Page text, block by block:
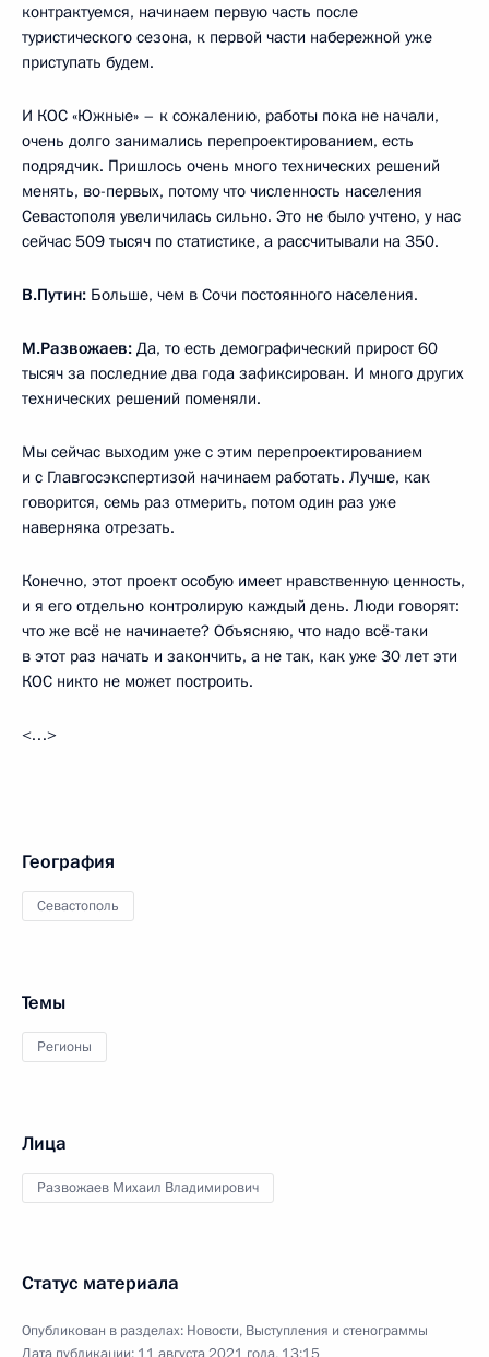
контрактуемся, начинаем первую часть после
туристического сезона, к первой части набережной уже
приступать будем.
И КОС «Южные» – к сожалению, работы пока не начали,
очень долго занимались перепроектированием, есть
подрядчик. Пришлось очень много технических решений
менять, во-первых, потому что численность населения
Севастополя увеличилась сильно. Это не было учтено, у нас
сейчас 509 тысяч по статистике, а рассчитывали на 350.
В.Путин: Больше, чем в Сочи постоянного населения.
М.Развожаев: Да, то есть демографический прирост 60
тысяч за последние два года зафиксирован. И много других
технических решений поменяли.
Мы сейчас выходим уже с этим перепроектированием
и с Главгосэкспертизой начинаем работать. Лучше, как
говорится, семь раз отмерить, потом один раз уже
наверняка отрезать.
Конечно, этот проект особую имеет нравственную ценность,
и я его отдельно контролирую каждый день. Люди говорят:
что же всё не начинаете? Объясняю, что надо всё-таки
в этот раз начать и закончить, а не так, как уже 30 лет эти
КОС никто не может построить.
<…>
География
Севастополь
Темы
Регионы
Лица
Развожаев Михаил Владимирович
Статус материала
Опубликован в разделах: Новости, Выступления и стенограммы